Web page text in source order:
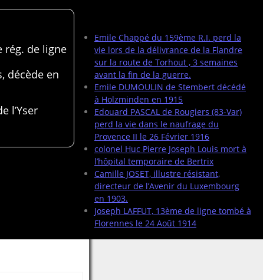
Emile Chappé du 159ème R.I. perd la
vie lors de la délivrance de la Flandre
sur la route de Torhout , 3 semaines
avant la fin de la guerre.
Emile DUMOULIN de Stembert décédé
à Holzminden en 1915
Edouard PASCAL de Rougiers (83-Var)
perd la vie dans le naufrage du
Provence II le 26 Février 1916
colonel Huc Pierre Joseph Louis mort à
l’hôpital temporaire de Bertrix
Camille JOSET, illustre résistant,
directeur de l’Avenir du Luxembourg
en 1903.
Joseph LAFFUT, 13ème de ligne tombé à
Florennes le 24 Août 1914
rég. de ligne
décède en
l’Yser